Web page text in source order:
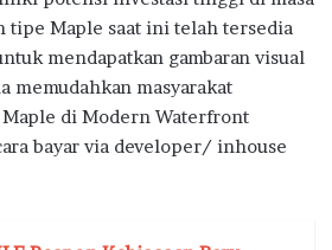
tipe Maple saat ini telah tersedia
mendapatkan gambaran visual
memudahkan masyarakat
di Modern Waterfront
bayar via developer/ inhouse